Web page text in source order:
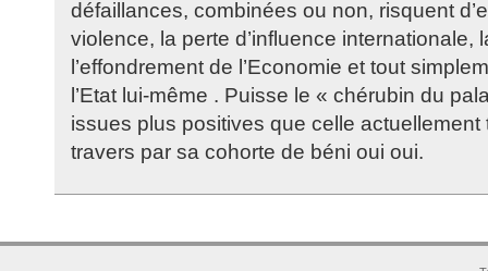
défaillances, combinées ou non, risquent
violence, la perte d’influence internationale,
l’effondrement de l’Economie et tout
l’Etat lui-même . Puisse le « chérubin du
issues plus positives que celle
travers par sa cohorte de béni oui oui.